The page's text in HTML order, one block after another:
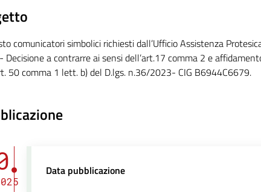
comunicatori simbolici richiesti dall’Ufficio Assistenza
Decisione a contrarre ai sensi dell’art.17 comma 2 e
50 comma 1 lett. b) del D.lgs. n.36/2023- CIG B6944C6679.
Data pubblicazione